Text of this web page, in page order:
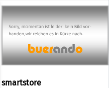
smartstore